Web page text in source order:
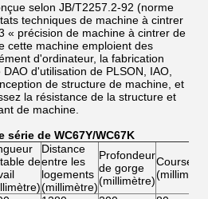
selon JB/T2257.2-92 (norme
techniques de machine à cintrer
« précision de machine à cintrer de
cette machine emploient des
d'ordinateur, la fabrication
d'utilisation de PLSON, IAO,
de structure de machine, et
la résistance de la structure et
de machine.
série de WC67Y/WC67K
de
Distance
entre les
logements
(millimètre)
Profondeur
de gorge
(millimètre)
Course